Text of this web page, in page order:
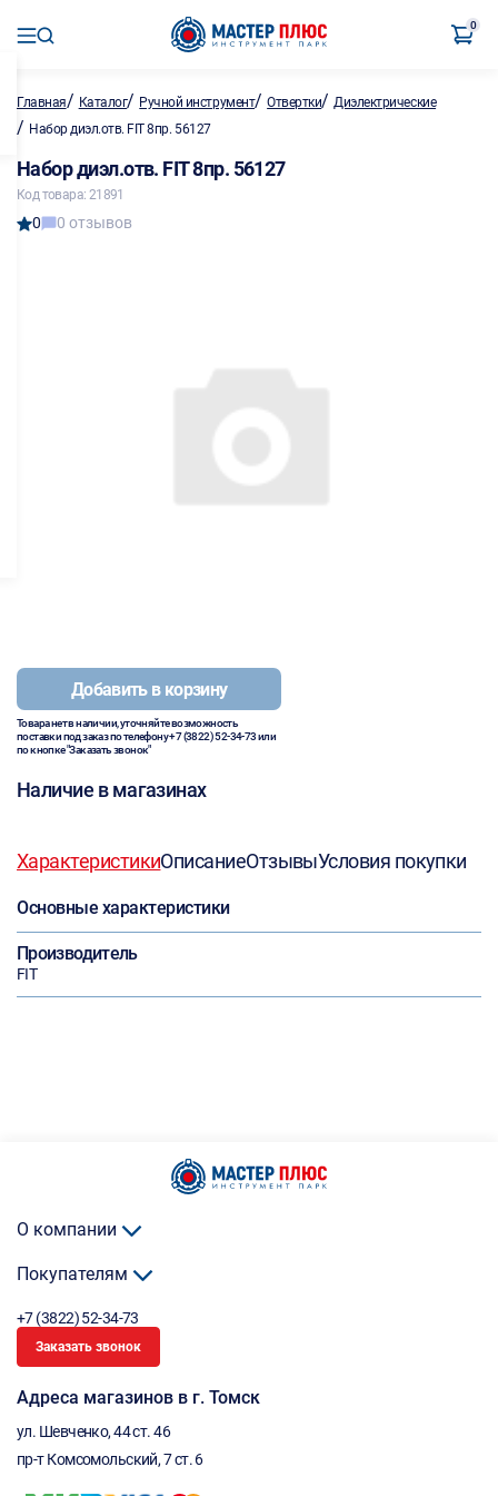
0
Главная/ Каталог/ Ручной инструмент/Отвертки/Диэлектрические
/ Набор диэл.отв. FIT 8пр. 56127
Набор диэл.отв. FIT 8пр. 56127
Код товара: 21891
0 0 отзывов
Добавить в корзину
Товара нет в наличии, уточняйте возможность
поставки под заказ по телефону+7 (3822) 52-34-73или
по кнопке "Заказать звонок"
Наличие в магазинах
ХарактеристикиОписаниеОтзывыУсловия покупки
Основные характеристики
Производитель
FIT
О компании
Покупателям
+7 (3822) 52-34-73
Заказать звонок
Адреса магазинов в г. Томск
ул. Шевченко, 44 ст. 46
пр-т Комсомольский, 7 ст. 6